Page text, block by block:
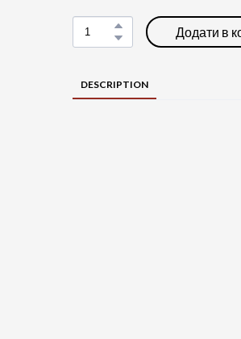
Додати в
DESCRIPTION